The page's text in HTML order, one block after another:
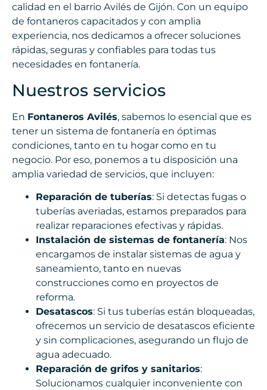
calidad en el barrio Avilés de Gijón. Con un equipo
de fontaneros capacitados y con amplia
experiencia, nos dedicamos a ofrecer soluciones
rápidas, seguras y confiables para todas tus
necesidades en fontanería.
Nuestros servicios
En Fontaneros Avilés, sabemos lo esencial que es
tener un sistema de fontanería en óptimas
condiciones, tanto en tu hogar como en tu
negocio. Por eso, ponemos a tu disposición una
amplia variedad de servicios, que incluyen:
Reparación de tuberías: Si detectas fugas o
tuberías averiadas, estamos preparados para
realizar reparaciones efectivas y rápidas.
Instalación de sistemas de fontanería: Nos
encargamos de instalar sistemas de agua y
saneamiento, tanto en nuevas
construcciones como en proyectos de
reforma.
Desatascos: Si tus tuberías están bloqueadas,
ofrecemos un servicio de desatascos eficiente
y sin complicaciones, asegurando un flujo de
agua adecuado.
Reparación de grifos y sanitarios:
Solucionamos cualquier inconveniente con